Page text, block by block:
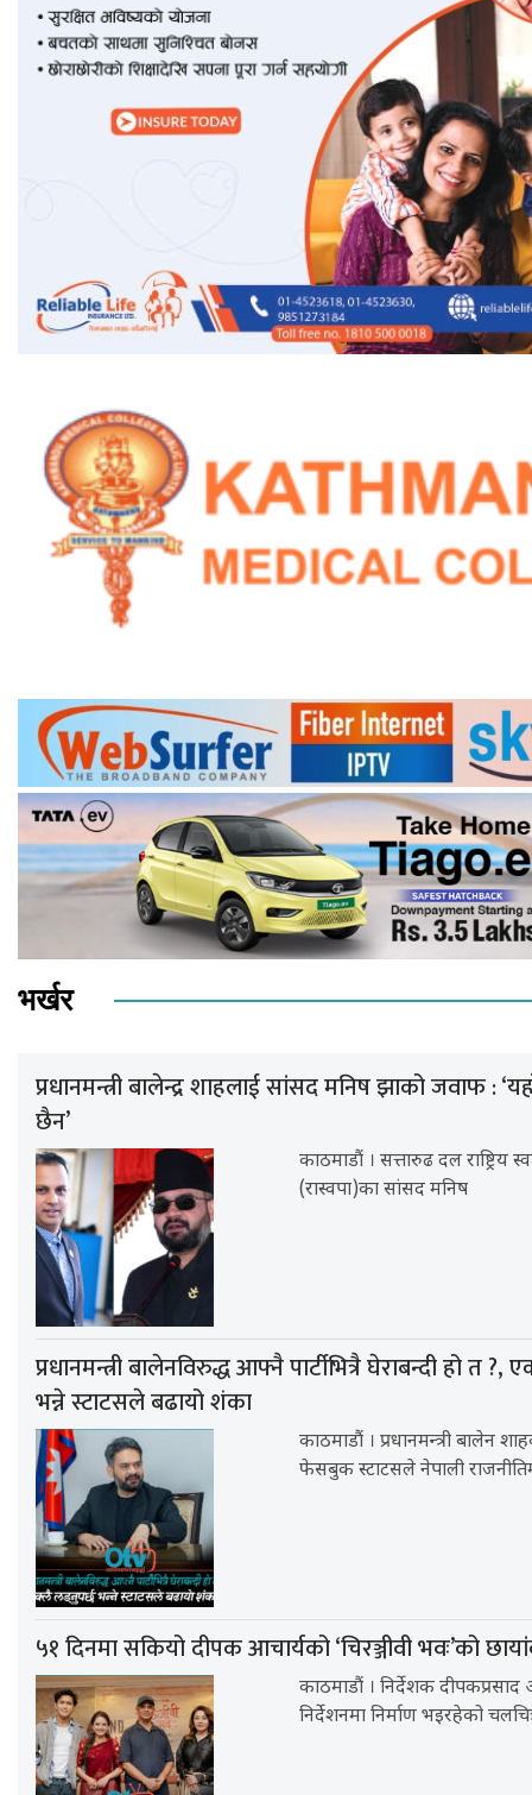
भर्खर
प्रधानमन्त्री बालेन्द्र शाहलाई सांसद मनिष झाको जवाफ :
छैन’
काठमाडौं । सत्तारुढ दल राष्ट्रिय
(रास्वपा)का सांसद मनिष
प्रधानमन्त्री बालेनविरुद्ध आफ्नै पार्टीभित्रै घेराबन्दी हो त ?,
भन्ने स्टाटसले बढायो शंका
काठमाडौं । प्रधानमन्त्री बालेन
फेसबुक स्टाटसले नेपाली
५१ दिनमा सकियो दीपक आचार्यको ‘चिरञ्जीवी भवः’को
काठमाडौं । निर्देशक
निर्देशनमा निर्माण भइरहेको